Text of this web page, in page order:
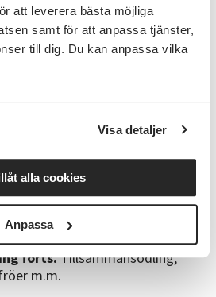
att leverera bästa möjliga
samt för att anpassa tjänster,
till dig. Du kan anpassa vilka
Visa detaljer
alla cookies
Anpassa
via hub på plats i Hede,
kommuninformerar om
m.m.
Odling & självhushåll
Lindman.
forts.Tillsammansodling,
m.m.